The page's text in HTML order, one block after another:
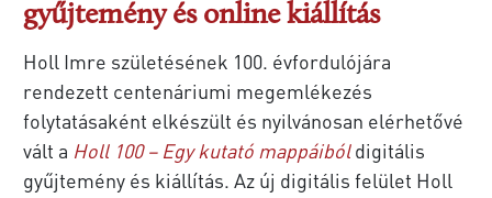
gyűjtemény és online kiállítás
Holl Imre születésének 100. évfordulójára
rendezett centenáriumi megemlékezés
folytatásaként elkészült és nyilvánosan elérhetővé
vált a Holl 100 – Egy kutató mappáiból digitális
gyűjtemény és kiállítás. Az új digitális felület Holl